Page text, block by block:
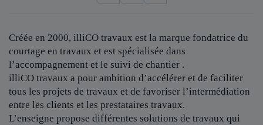
Créée en 2000, illiCO travaux est la marque fondatrice du
courtage en travaux et est spécialisée dans
l’accompagnement et le suivi de chantier .
illiCO travaux a pour ambition d’accélérer et de faciliter
tous les projets de travaux et de favoriser l’intermédiation
entre les clients et les prestataires travaux.
L’enseigne propose différentes solutions de travaux qui